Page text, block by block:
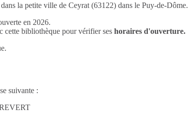
la petite ville de Ceyrat (63122) dans le Puy-de-Dôme.
en 2026.
cette bibliothèque pour vérifier ses horaires d'ouverture.
suivante :